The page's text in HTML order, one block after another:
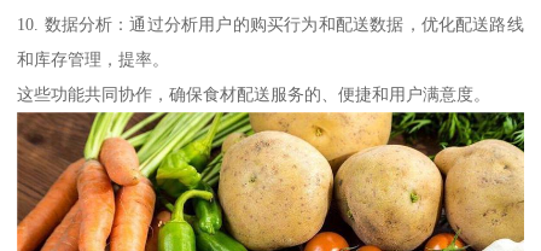
10. 数据分析：通过分析用户的购买行为和配送数据，优化配送路线
和库存管理，提率。
这些功能共同协作，确保食材配送服务的、便捷和用户满意度。